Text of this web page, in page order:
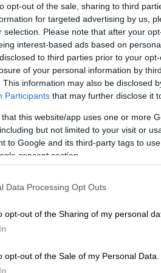
opt-out of the sale, sharing to third
for targeted advertising by us,
selection. Please note that after your
interest-based ads based on
to third parties prior to your
of your personal information by
This information may also be disclosed
Participants that may further disclose it
that this website/app uses one or more
but not limited to your visit or
to Google and its third-party tags to
consent section.
Data Processing Opt Outs
opt-out of the Sharing of my personal
opt-out of the Sale of my Personal Data.
per raggiungere il
ad un
il mezzo di trasporto più
spesso organizzano servizi
senza preoccuparsi del traffico
ad un pubblico più
della congestione del traffico e
fare a piedi centinaia di
diverse decine di persone,
promuovendo un ambiente più
meno emissioni di anidride
e migliorando la qualità dell’aria